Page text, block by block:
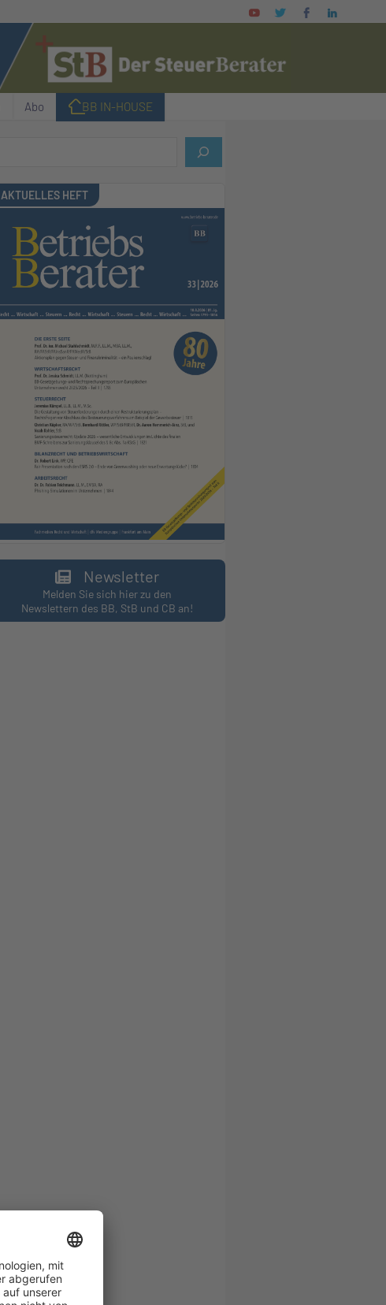
Abo I BB IN-HOUSE
AKTUELLES HEFT
Newsletter
Melden Sie sich hier zu den
Newslettern des BB, StB und CB an!